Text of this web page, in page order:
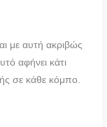
με αυτή ακριβώς
αφήνει κάτι
σε κάθε κόμπο.